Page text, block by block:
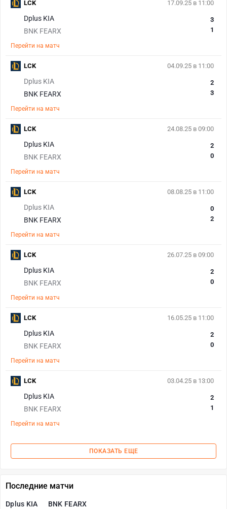
17.09.25 в 11:00
Dplus KIA
BNK FEARX
3
1
Перейти на матч
LCK
04.09.25 в 11:00
Dplus KIA
BNK FEARX
2
3
Перейти на матч
LCK
24.08.25 в 09:00
Dplus KIA
BNK FEARX
2
0
Перейти на матч
LCK
08.08.25 в 11:00
Dplus KIA
BNK FEARX
0
2
Перейти на матч
LCK
26.07.25 в 09:00
Dplus KIA
BNK FEARX
2
0
Перейти на матч
LCK
16.05.25 в 11:00
Dplus KIA
BNK FEARX
2
0
Перейти на матч
LCK
03.04.25 в 13:00
Dplus KIA
BNK FEARX
2
1
Перейти на матч
LCK
ПОКАЗАТЬ ЕЩЕ
Последние матчи
Dplus KIA BNK FEARX